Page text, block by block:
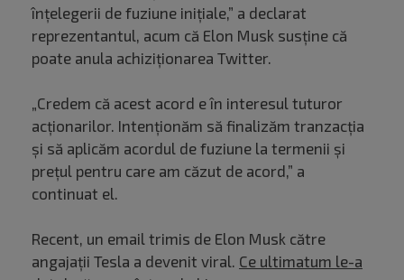
înțelegerii de fuziune inițiale,” a declarat
reprezentantul, acum că Elon Musk susține că
poate anula achiziționarea Twitter.
„Credem că acest acord e în interesul tuturor
acționarilor. Intenționăm să finalizăm tranzacția
și să aplicăm acordul de fuziune la termenii și
prețul pentru care am căzut de acord,” a
continuat el.
Recent, un email trimis de Elon Musk către
angajații Tesla a devenit viral. Ce ultimatum le-a